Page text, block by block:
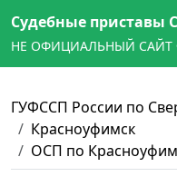
Судебные приставы
НЕ ОФИЦИАЛЬНЫЙ САЙТ
ГУФССП России по
Красноуфимск
ОСП по